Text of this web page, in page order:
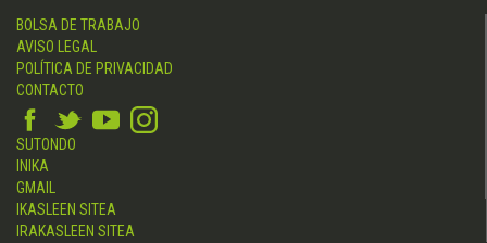
BOLSA DE TRABAJO
AVISO LEGAL
POLÍTICA DE PRIVACIDAD
CONTACTO
SUTONDO
INIKA
GMAIL
IKASLEEN SITEA
IRAKASLEEN SITEA